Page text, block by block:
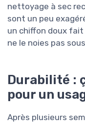
nettoyage à sec
sont un peu
un chiffon doux
ne le noies pas sous
Durabilité :
pour un
Après plusieurs